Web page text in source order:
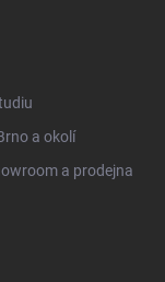
a okolí
a prodejna